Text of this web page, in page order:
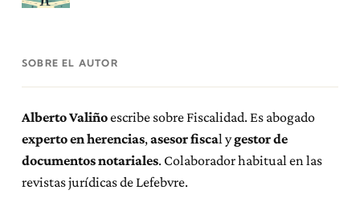
SOBRE EL AUTOR
Alberto Valiñoescribe sobre Fiscalidad. Es abogado
experto en herencias,asesor fiscal ygestor de
documentos notariales. Colaborador habitual en las
revistas jurídicas de Lefebvre.